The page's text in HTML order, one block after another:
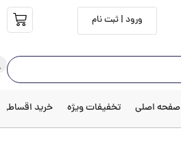
ورود | ثبت نام
صفحه اصلی تخفیفات ویژه خرید اقساطی